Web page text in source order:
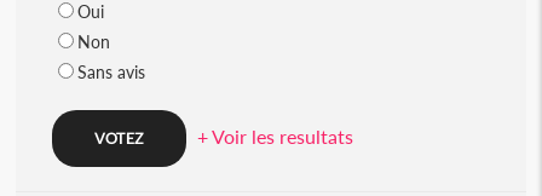
Oui
Non
Sans avis
+ Voir les resultats